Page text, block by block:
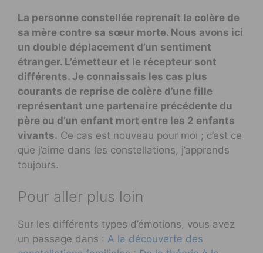
La personne constellée reprenait la colère de
sa mère contre sa sœur morte. Nous avons ici
un double déplacement d’un sentiment
étranger. L’émetteur et le récepteur sont
différents. Je connaissais les cas plus
courants de reprise de colère d’une fille
représentant une partenaire précédente du
père ou d’un enfant mort entre les 2 enfants
vivants. Ce cas est nouveau pour moi ; c’est ce
que j’aime dans les constellations, j’apprends
toujours.
Pour aller plus loin
Sur les différents types d’émotions, vous avez
un passage dans : A la découverte des